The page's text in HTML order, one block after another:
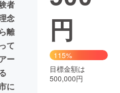
性化
CAMPFIRE Creation
コミュニティ
者
念
離
て
ー
に
円
115%
目標金額は
500,000円